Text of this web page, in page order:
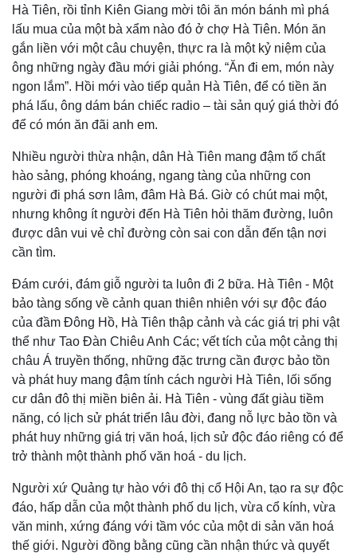
Hà Tiên, rồi tỉnh Kiên Giang mời tôi ăn món bánh mì phá
lấu mua của một bà xẩm nào đó ở chợ Hà Tiên. Món ăn
gắn liền với một câu chuyện, thực ra là một kỷ niệm của
ông những ngày đầu mới giải phóng. “Ăn đi em, món này
ngon lắm”. Hồi mới vào tiếp quản Hà Tiên, để có tiền ăn
phá lấu, ông dám bán chiếc radio – tài sản quý giá thời đó
để có món ăn đãi anh em.
Nhiều người thừa nhận, dân Hà Tiên mang đậm tố chất
hào sảng, phóng khoáng, ngang tàng của những con
người đi phá sơn lâm, đâm Hà Bá. Giờ có chút mai một,
nhưng không ít người đến Hà Tiên hỏi thăm đường, luôn
được dân vui vẻ chỉ đường còn sai con dẫn đến tận nơi
cần tìm.
Đám cưới, đám giỗ người ta luôn đi 2 bữa. Hà Tiên - Một
bảo tàng sống về cảnh quan thiên nhiên với sự độc đáo
của đầm Đông Hồ, Hà Tiên thập cảnh và các giá trị phi vật
thể như Tao Đàn Chiêu Anh Các; vết tích của một cảng thị
châu Á truyền thống, những đặc trưng cần được bảo tồn
và phát huy mang đậm tính cách người Hà Tiên, lối sống
cư dân đô thị miền biên ải. Hà Tiên - vùng đất giàu tiềm
năng, có lịch sử phát triển lâu đời, đang nỗ lực bảo tồn và
phát huy những giá trị văn hoá, lịch sử độc đáo riêng có để
trở thành một thành phố văn hoá - du lịch.
Người xứ Quảng tự hào với đô thị cổ Hội An, tạo ra sự độc
đáo, hấp dẫn của một thành phố du lịch, vừa cổ kính, vừa
văn minh, xứng đáng với tầm vóc của một di sản văn hoá
thế giới. Người đồng bằng cũng cần nhận thức và quyết